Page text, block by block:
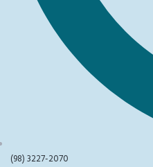
(98) 3227-2070